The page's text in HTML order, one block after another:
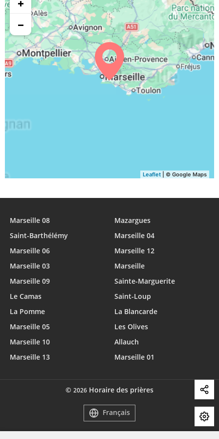
+
−
Leaflet | © Google Maps
Marseille 08
Mazargues
Saint-Barthélémy
Marseille 04
Marseille 06
Marseille 12
Marseille 03
Marseille
Marseille 09
Sainte-Marguerite
Le Camas
Saint-Loup
La Pomme
La Blancarde
Marseille 05
Les Olives
Marseille 10
Allauch
Marseille 13
Marseille 01
© 2026 Horaire des prières
Français